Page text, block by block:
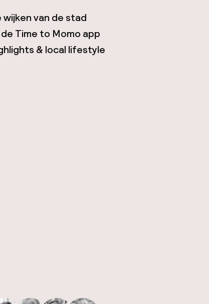
van de stad
Time to Momo app
& local lifestyle